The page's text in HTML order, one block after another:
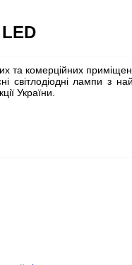
та комерційних
світлодіодні лампи з
України.